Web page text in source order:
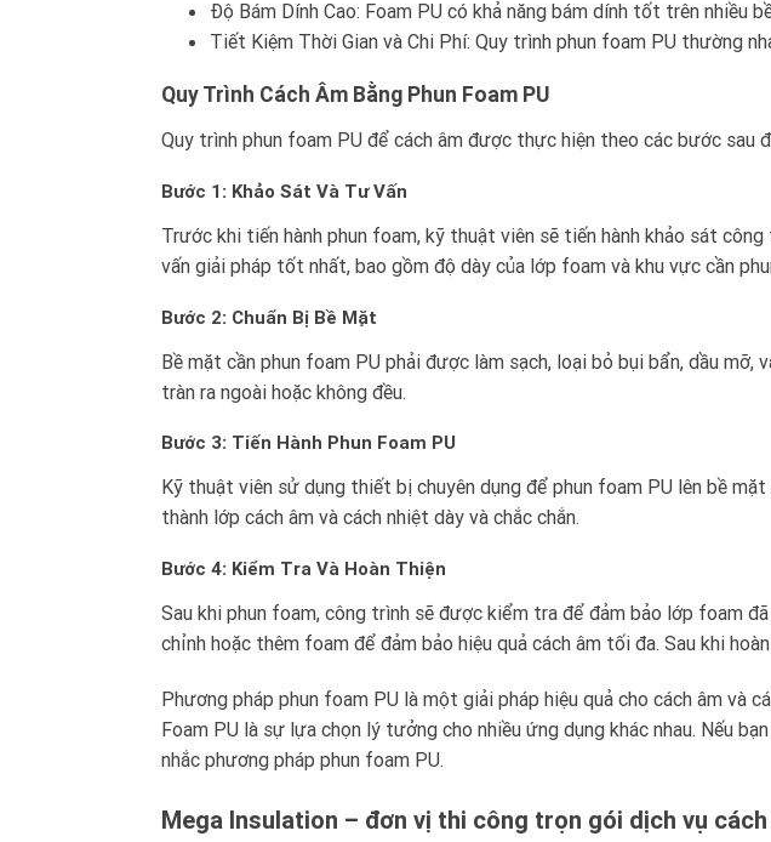
Độ Bám Dính Cao: Foam PU có khả năng bám dính tốt trên nhiều
Tiết Kiệm Thời Gian và Chi Phí: Quy trình phun foam PU thường
Quy Trình Cách Âm Bằng Phun Foam PU
Quy trình phun foam PU để cách âm được thực hiện theo các bước sau
Bước 1: Khảo Sát Và Tư Vấn
Trước khi tiến hành phun foam, kỹ thuật viên sẽ tiến hành khảo sát
vấn giải pháp tốt nhất, bao gồm độ dày của lớp foam và khu vực cần
Bước 2: Chuẩn Bị Bề Mặt
Bề mặt cần phun foam PU phải được làm sạch, loại bỏ bụi bẩn, dầu
tràn ra ngoài hoặc không đều.
Bước 3: Tiến Hành Phun Foam PU
Kỹ thuật viên sử dụng thiết bị chuyên dụng để phun foam PU lên bề
thành lớp cách âm và cách nhiệt dày và chắc chắn.
Bước 4: Kiểm Tra Và Hoàn Thiện
Sau khi phun foam, công trình sẽ được kiểm tra để đảm bảo lớp foam
chỉnh hoặc thêm foam để đảm bảo hiệu quả cách âm tối đa. Sau khi
Phương pháp phun foam PU là một giải pháp hiệu quả cho cách âm và
Foam PU là sự lựa chọn lý tưởng cho nhiều ứng dụng khác nhau. Nếu
nhắc phương pháp phun foam PU.
Mega Insulation – đơn vị thi công trọn gói dịch vụ